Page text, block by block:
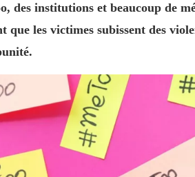
des institutions et beaucoup de
les victimes subissent des